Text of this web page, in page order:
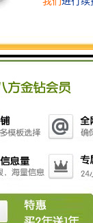
雨水收集系
1、屋顶雨
染物少，可
统，进行处
2、地面雨水
流和粗略过